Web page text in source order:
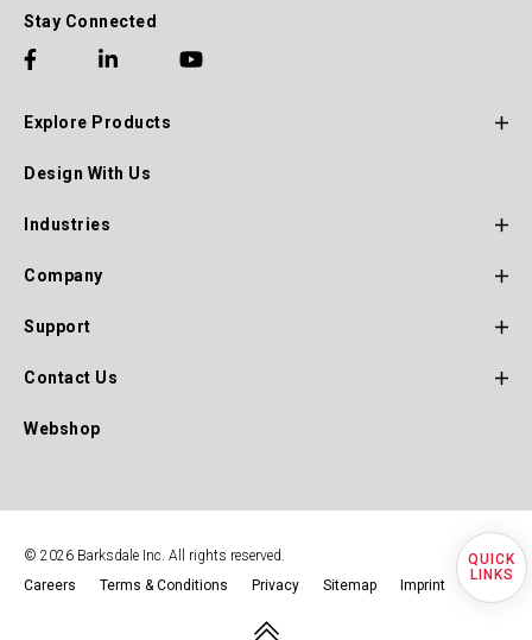
Stay Connected
Footer
Main
Navigation
Explore Products
Design With Us
Industries
Company
Support
Contact Us
Webshop
© 2026 Barksdale Inc. All rights reserved.
Careers Terms & Conditions Privacy Sitemap Imprint